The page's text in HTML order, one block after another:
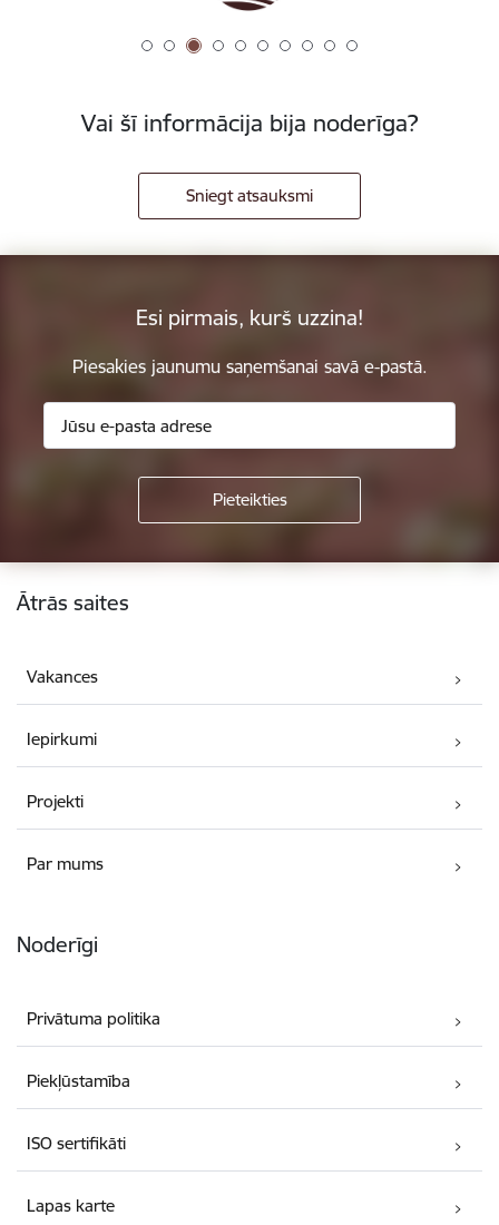
Vai šī informācija bija noderīga?
Sniegt atsauksmi
Esi pirmais, kurš uzzina!
Piesakies jaunumu saņemšanai savā e-pastā.
Kājene
Ātrās saites
Vakances
Iepirkumi
Projekti
Par mums
Noderīgi
Privātuma politika
Piekļūstamība
ISO sertifikāti
Lapas karte